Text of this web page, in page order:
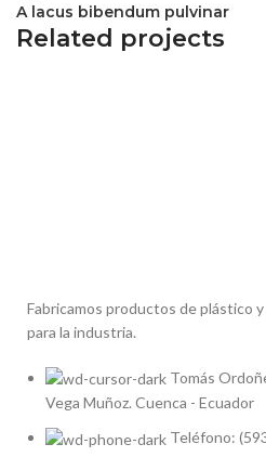
A lacus bibendum pulvinar
Related projects
Fabricamos productos de plástico
para la industria.
Tomás
Vega Muñoz. Cuenca - Ecuador
Teléfono: